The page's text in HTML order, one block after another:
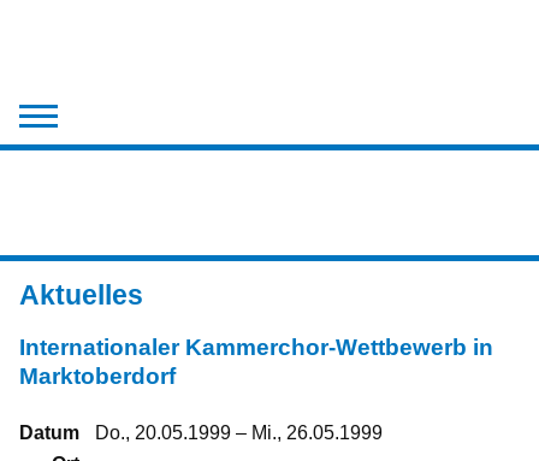
Chronik
Medien
Kontakt
Aktuelles
Internationaler Kammerchor-Wettbewerb in
Marktoberdorf
Datum
Do., 20.05.1999 – Mi., 26.05.1999